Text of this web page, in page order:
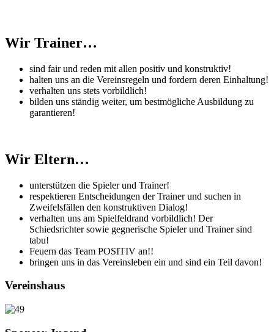
Wir Trainer…
sind fair und reden mit allen positiv und konstruktiv!
halten uns an die Vereinsregeln und fordern deren Einhaltung!
verhalten uns stets vorbildlich!
bilden uns ständig weiter, um bestmögliche Ausbildung zu
garantieren!
Wir Eltern…
unterstützen die Spieler und Trainer!
respektieren Entscheidungen der Trainer und suchen in
Zweifelsfällen den konstruktiven Dialog!
verhalten uns am Spielfeldrand vorbildlich! Der
Schiedsrichter sowie gegnerische Spieler und Trainer sind
tabu!
Feuern das Team POSITIV an!!
bringen uns in das Vereinsleben ein und sind ein Teil davon!
Vereinshaus